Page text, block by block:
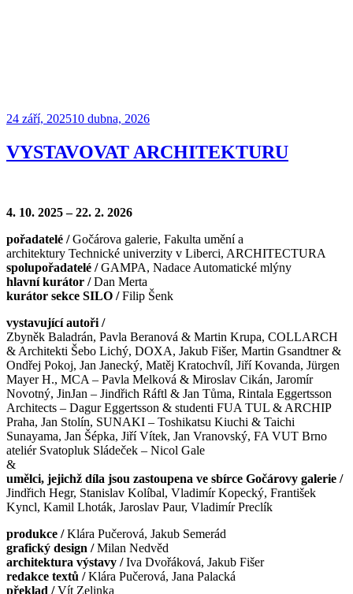
Publikováno
24 září, 202510 dubna, 2026
VYSTAVOVAT ARCHITEKTURU
4. 10. 2025 – 22. 2. 2026
pořadatelé /Gočárova galerie, Fakulta umění a
architektury Technické univerzity v Liberci, ARCHITECTURA
spolupořadatelé /GAMPA, Nadace Automatické mlýny
hlavní kurátor /Dan Merta
kurátor sekce SILO /Filip Šenk
vystavující autoři /
Zbyněk Baladrán, Pavla Beranová & Martin Krupa, COLLARCH
& Architekti Šebo Lichý, DOXA, Jakub Fišer, Martin Gsandtner &
Ondřej Pokoj, Jan Janecký, Matěj Kratochvíl, Jiří Kovanda, Jürgen
Mayer H., MCA – Pavla Melková & Miroslav Cikán, Jaromír
Novotný, JinJan – Jindřich Ráftl & Jan Tůma, Rintala Eggertsson
Architects – Dagur Eggertsson & studenti FUA TUL & ARCHIP
Praha, Jan Stolín, SUNAKI – Toshikatsu Kiuchi & Taichi
Sunayama, Jan Šépka, Jiří Vítek, Jan Vranovský, FA VUT Brno
ateliér Svatopluk Sládeček – Nicol Gale
&
umělci, jejichž díla jsou zastoupena ve sbírce Gočárovy galerie /
Jindřich Hegr, Stanislav Kolíbal, Vladimír Kopecký, František
Kyncl, Kamil Lhoták, Jaroslav Paur, Vladimír Preclík
produkce /Klára Pučerová, Jakub Semerád
grafický design /Milan Nedvěd
architektura výstavy /Iva Dvořáková, Jakub Fišer
redakce textů /Klára Pučerová, Jana Palacká
překlad /Vít Zelinka